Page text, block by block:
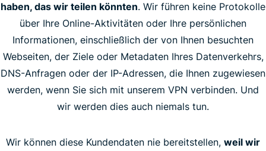
haben, das wir teilen könnten. Wir führen keine Protokolle
über Ihre Online-Aktivitäten oder Ihre persönlichen
Informationen, einschließlich der von Ihnen besuchten
Webseiten, der Ziele oder Metadaten Ihres Datenverkehrs,
DNS-Anfragen oder der IP-Adressen, die Ihnen zugewiesen
werden, wenn Sie sich mit unserem VPN verbinden. Und
wir werden dies auch niemals tun.
Wir können diese Kundendaten nie bereitstellen, weil wir